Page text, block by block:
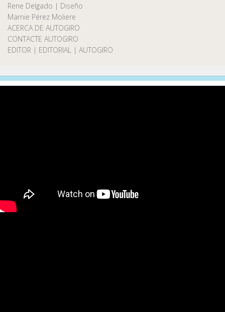
Rene Delgado | Diseño
Marnie Pérez Moliere
ACERCA DE AUTOGIRO
CONTACTE AUTOGIRO
EDITOR | EDITORIAL | AUTOGIRO